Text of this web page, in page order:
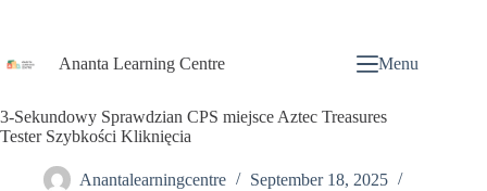
Ananta Learning Centre Menu
3-Sekundowy Sprawdzian CPS miejsce Aztec Treasures
Tester Szybkości Kliknięcia
Anantalearningcentre
September 18, 2025